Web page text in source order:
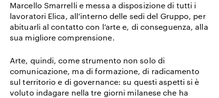
Marcello Smarrelli e messa a disposizione di tutti i
lavoratori Elica, all’interno delle sedi del Gruppo, per
abituarli al contatto con l’arte e, di conseguenza, alla
sua migliore comprensione.
Arte, quindi, come strumento non solo di
comunicazione, ma di formazione, di radicamento
sul territorio e di governance: su questi aspetti si è
voluto indagare nella tre giorni milanese che ha